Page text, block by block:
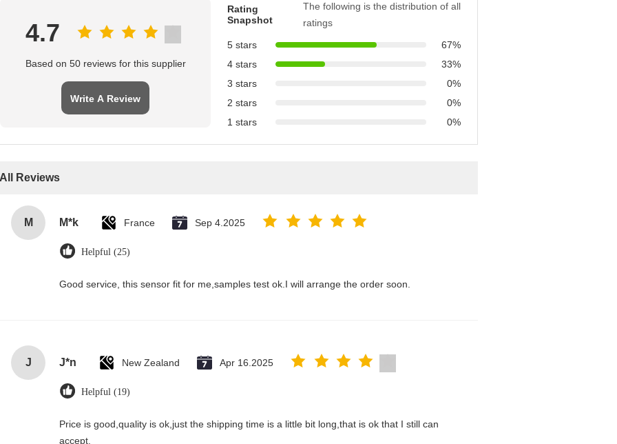
4.7
Based on 50 reviews for this supplier
Write A Review
Rating
Snapshot
The following is the distribution of all
ratings
5 stars
67%
4 stars
33%
3 stars
0%
2 stars
0%
1 stars
0%
All Reviews
M M*k France Sep 4.2025
Helpful (25)
Good service, this sensor fit for me,samples test ok.I will arrange the order soon.
J J*n New Zealand Apr 16.2025
Helpful (19)
Price is good,quality is ok,just the shipping time is a little bit long,that is ok that I still can
accept.